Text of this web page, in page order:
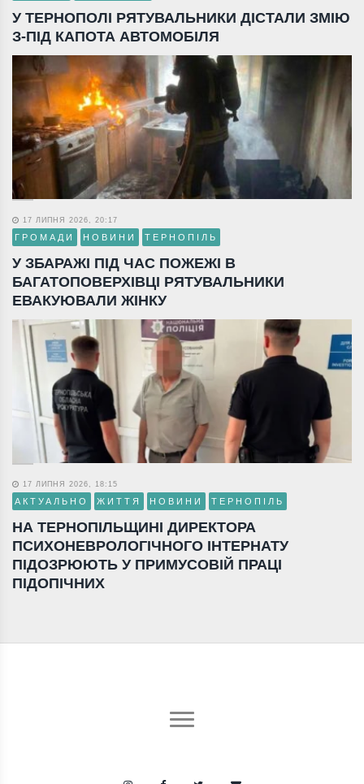
У ТЕРНОПОЛІ РЯТУВАЛЬНИКИ ДІСТАЛИ ЗМІЮ
З-ПІД КАПОТА АВТОМОБІЛЯ
17 ЛИПНЯ 2026, 20:17
ГРОМАДИ НОВИНИ ТЕРНОПІЛЬ
У ЗБАРАЖІ ПІД ЧАС ПОЖЕЖІ В
БАГАТОПОВЕРХІВЦІ РЯТУВАЛЬНИКИ
ЕВАКУЮВАЛИ ЖІНКУ
17 ЛИПНЯ 2026, 18:15
АКТУАЛЬНО ЖИТТЯ НОВИНИ ТЕРНОПІЛЬ
НА ТЕРНОПІЛЬЩИНІ ДИРЕКТОРА
ПСИХОНЕВРОЛОГІЧНОГО ІНТЕРНАТУ
ПІДОЗРЮЮТЬ У ПРИМУСОВІЙ ПРАЦІ
ПІДОПІЧНИХ